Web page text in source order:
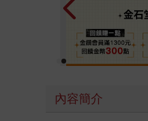
內容簡介